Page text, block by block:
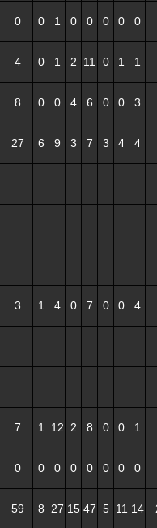
0 0 1 0 0 0 0 0
4 0 1 2 11 0 1 1
8 0 0 4 6 0 0 3
27 6 9 3 7 3 4 4
3 1 4 0 7 0 0 4
7 1 12 2 8 0 0 1
0 0 0 0 0 0 0 0
59 8 27 15 47 5 11 14